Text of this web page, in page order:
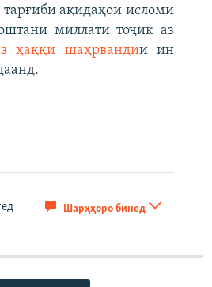
ақидаҳои исломи
миллати тоҷик аз
ҳаққи шаҳрвандии ин
Шарҳҳоро бинед